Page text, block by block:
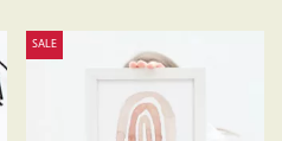
SALE